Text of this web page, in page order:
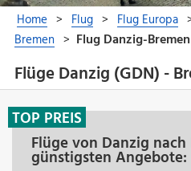
Flüge Danzig (GDN) -
Flüge von Danzig
günstigsten Angebote:
TOP PREIS